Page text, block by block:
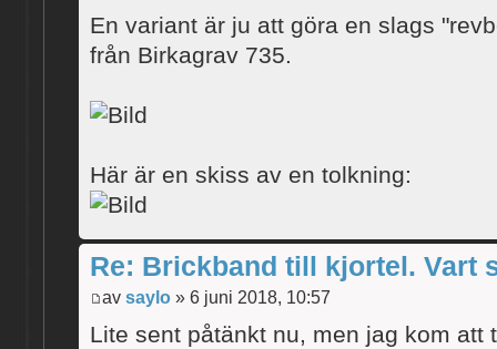
En variant är ju att göra en slags
från Birkagrav 735.
Här är en skiss av en tolkning:
Re: Brickband till kjortel. Vart
av saylo » 6 juni 2018, 10:57
Lite sent påtänkt nu, men jag kom att